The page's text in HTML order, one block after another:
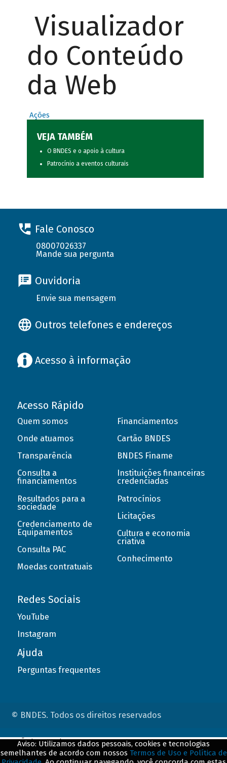
Visualizador
do Conteúdo
da Web
Ações
VEJA TAMBÉM
O BNDES e o apoio à cultura
Patrocínio a eventos culturais
Fale Conosco
08007026337
Mande sua pergunta
Ouvidoria
Envie sua mensagem
Outros telefones e endereços
Acesso à informação
Acesso Rápido
Quem somos
Onde atuamos
Transparência
Consulta a
financiamentos
Resultados para a
sociedade
Credenciamento de
Equipamentos
Consulta PAC
Moedas contratuais
Financiamentos
Cartão BNDES
BNDES Finame
Instituições financeiras
credenciadas
Patrocínios
Licitações
Cultura e economia
criativa
Conhecimento
Redes Sociais
YouTube
Instagram
Ajuda
Perguntas frequentes
© BNDES. Todos os direitos reservados
Aviso: Utilizamos dados pessoais, cookies e tecnologias
semelhantes de acordo com nossos Termos de Uso e Política de
ConteÃºdo complementar
${title}${badge}